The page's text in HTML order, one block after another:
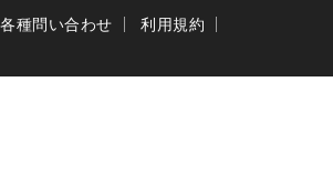
各種問い合わせ
利用規約